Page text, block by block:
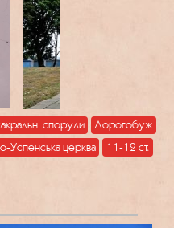
споруди
Дорогобуж
Успенська церква
11-12 ст.